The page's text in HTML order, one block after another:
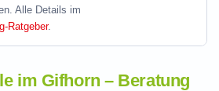
Alle Details im
Ratgeber.
im Gifhorn – Beratung